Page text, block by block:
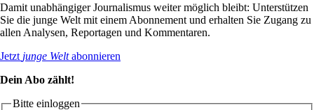
Damit unabhängiger Journalismus weiter möglich bleibt: Unterstützen
Sie die junge Welt mit einem Abonnement und erhalten Sie Zugang zu
allen Analysen, Reportagen und Kommentaren.
Jetzt junge Weltabonnieren
Dein Abo zählt!
Bitte einloggen